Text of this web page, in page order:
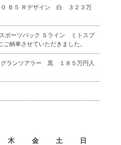
０ Ｂ５ Ｒデザイン 白 ３２３万
ポーツバック Ｓライン ミトスブ
納車させていただきました。
グランツアラー 黒 １８５万円入
木 金 土 日